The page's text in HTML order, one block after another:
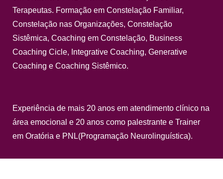
Terapeutas. Formação em Constelação Familiar,
Constelação nas Organizações, Constelação
Sistêmica, Coaching em Constelação, Business
Coaching Cicle, Integrative Coaching, Generative
Coaching e Coaching Sistêmico.
Experiência de mais 20 anos em atendimento clínico na
área emocional e 20 anos como palestrante e Trainer
em Oratória e PNL(Programação Neurolinguística).